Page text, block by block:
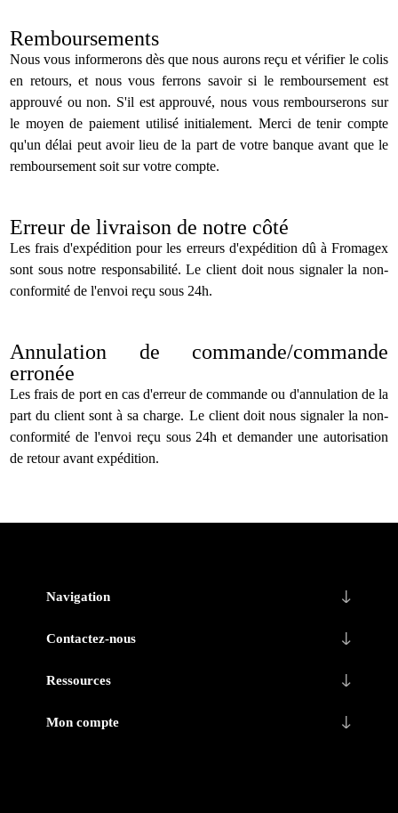
Remboursements
Nous vous informerons dès que nous aurons reçu et vérifier le colis
en retours, et nous vous ferrons savoir si le remboursement est
approuvé ou non. S'il est approuvé, nous vous rembourserons sur
le moyen de paiement utilisé initialement. Merci de tenir compte
qu'un délai peut avoir lieu de la part de votre banque avant que le
remboursement soit sur votre compte.
Erreur de livraison de notre côté
Les frais d'expédition pour les erreurs d'expédition dû à Fromagex
sont sous notre responsabilité. Le client doit nous signaler la non-
conformité de l'envoi reçu sous 24h.
Annulation de commande/commande
erronée
Les frais de port en cas d'erreur de commande ou d'annulation de la
part du client sont à sa charge. Le client doit nous signaler la non-
conformité de l'envoi reçu sous 24h et demander une autorisation
de retour avant expédition.
Navigation
Contactez-nous
Ressources
Mon compte